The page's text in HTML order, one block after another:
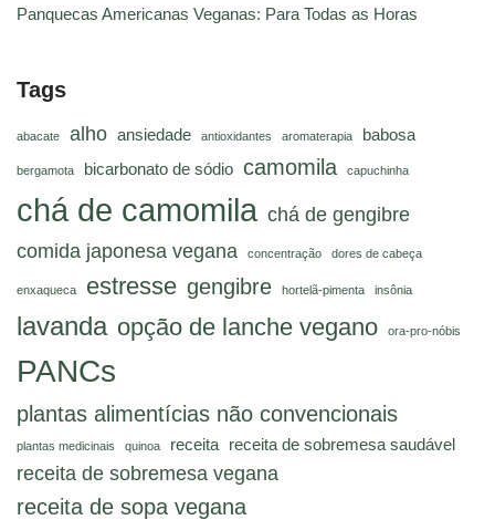
Panquecas Americanas Veganas: Para Todas as Horas
Tags
abacate alho ansiedade antioxidantes aromaterapia babosa
bergamota bicarbonato de sódio camomila capuchinha
chá de camomila chá de gengibre
comida japonesa vegana
concentração dores de cabeça
enxaqueca estresse gengibre hortelã-pimenta insônia
lavanda opção de lanche vegano ora-pro-nóbis
PANCs
plantas alimentícias não convencionais
plantas medicinais quinoa receita receita de sobremesa saudável
receita de sobremesa vegana
receita de sopa vegana